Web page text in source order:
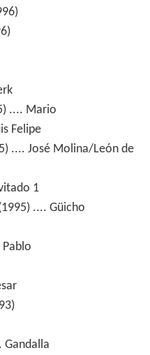
.... Mario
Felipe
.... José Molina/León de
1
.... Güicho